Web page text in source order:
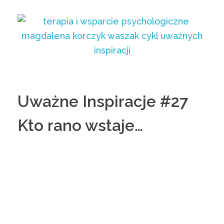
Uważne Inspiracje #27
Kto rano wstaje…